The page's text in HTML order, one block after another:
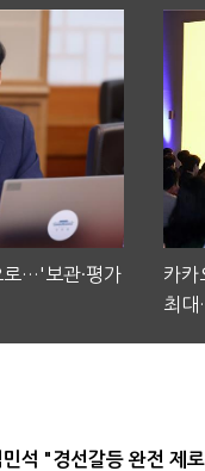
로…'보관·평가
카카
최
민석 "경선갈등 완전 제